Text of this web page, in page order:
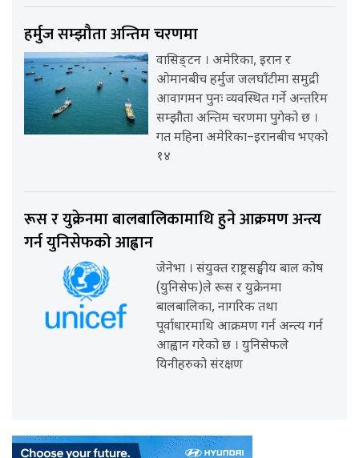
हर्मुज सम्झौता अन्तिम चरणमा
वासिङ्टन । अमेरिका, इरान र
ओमानबीच हर्मुज जलघाँटीमा समुद्री
आवागमन पुनः व्यवस्थित गर्ने अन्तरिम
सम्झौता अन्तिम चरणमा पुगेको छ ।
गत महिना अमेरिका–इरानबीच भएको
१४
रूस र युक्रेनमा बालबालिकामाथि हुने आक्रमण अन्त्य
गर्न युनिसेफको आह्वान
जेनेभा । संयुक्त राष्ट्रसङ्घीय बाल कोष
(युनिसेफ)ले रूस र युक्रेनमा
बालबालिका, नागरिक तथा
पूर्वाधारमाथि आक्रमण गर्न अन्त्य गर्न
आह्वान गरेको छ । युनिसेफले
यिनीहरुको संरक्षण